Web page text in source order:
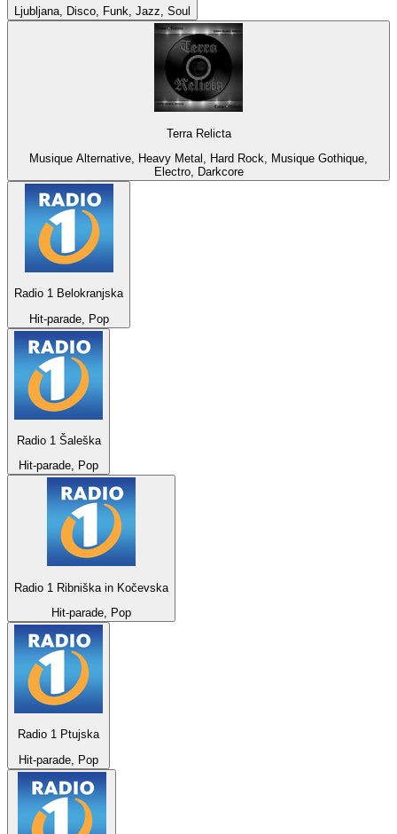
Ljubljana, Disco, Funk, Jazz, Soul
Terra Relicta
Musique Alternative, Heavy Metal, Hard Rock, Musique Gothique,
Electro, Darkcore
Radio 1 Belokranjska
Hit-parade, Pop
Radio 1 Šaleška
Hit-parade, Pop
Radio 1 Ribniška in Kočevska
Hit-parade, Pop
Radio 1 Ptujska
Hit-parade, Pop